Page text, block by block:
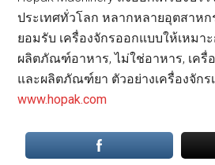
ประเทศทั่วโลก หลากหลายอุตสาห
ยอมรับ เครื่องจักรออกแบบให้เหมา
ผลิตภัณฑ์อาหาร, ไม่ใช่อาหาร, เครื่
และผลิตภัณฑ์ยา ตัวอย่างเครื่องจักร
www.hopak.com